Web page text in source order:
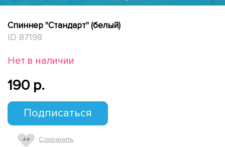
Спиннер "Стандарт" (белый)
ID 87198
Нет в наличии
190 p.
Подписаться
Сохранить